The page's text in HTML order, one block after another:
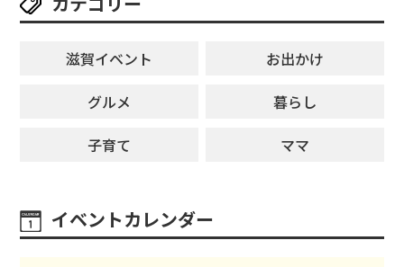
滋賀イベント
お出かけ
グルメ
暮らし
子育て
ママ
イベントカレンダー